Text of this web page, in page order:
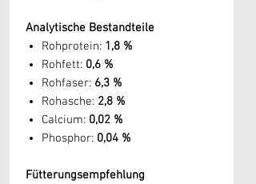
Analytische Bestandteile
Rohprotein: 1,8 %
Rohfett: 0,6 %
Rohfaser: 6,3 %
Rohasche: 2,8 %
Calcium: 0,02 %
Phosphor: 0,04 %
Fütterungsempfehlung